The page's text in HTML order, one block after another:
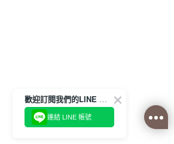
歡迎訂閱我們的LINE 官方帳號
連結 LINE 帳號